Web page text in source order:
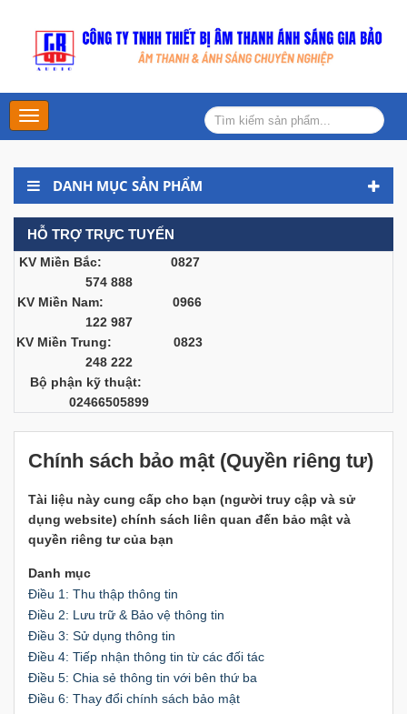
Main
Menu
DANH MỤC SẢN PHẨM
HỖ TRỢ TRỰC TUYẾN
KV Miền Bắc: 0827
574 888
KV Miền Nam: 0966
122 987
KV Miền Trung: 0823
248 222
Bộ phận kỹ thuật:
02466505899
Chính sách bảo mật (Quyền riêng tư)
Tài liệu này cung cấp cho bạn (người truy cập và sử
dụng website) chính sách liên quan đến bảo mật và
quyền riêng tư của bạn
Danh mục
Điều 1: Thu thập thông tin
Điều 2: Lưu trữ & Bảo vệ thông tin
Điều 3: Sử dụng thông tin
Điều 4: Tiếp nhận thông tin từ các đối tác
Điều 5: Chia sẻ thông tin với bên thứ ba
Điều 6: Thay đổi chính sách bảo mật